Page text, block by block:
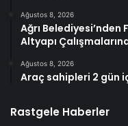
Ağustos 8, 2026
Ağrı
Altyapı
Ağustos 8, 2026
Araç sahipleri 2 gün
Rastgele Haberler